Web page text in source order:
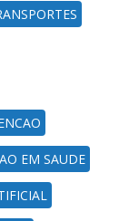
EM SAUDE